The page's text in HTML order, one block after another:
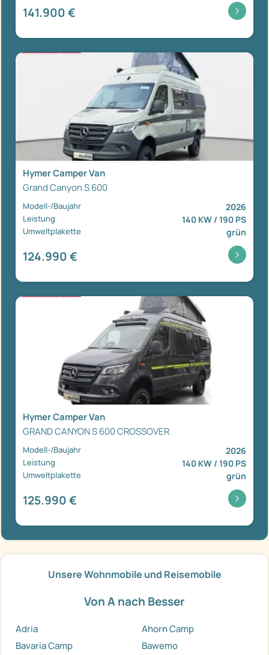
141.900 €
Hymer Camper Van
Grand Canyon S 600
Modell-/Baujahr 2026
Leistung 140 KW / 190 PS
Umweltplakette grün
124.990 €
Hymer Camper Van
GRAND CANYON S 600 CROSSOVER
Modell-/Baujahr 2026
Leistung 140 KW / 190 PS
Umweltplakette grün
125.990 €
Unsere Wohnmobile und Reisemobile
Von A nach Besser
Adria
Ahorn Camp
Bavaria Camp
Bawemo